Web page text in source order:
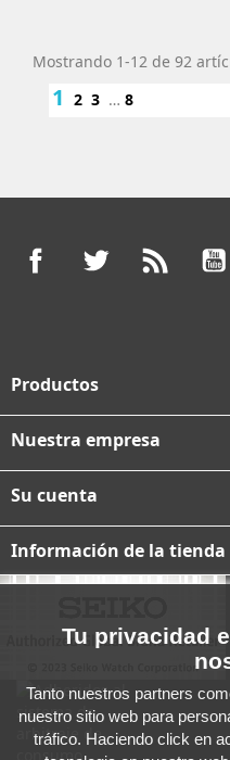
Mostrando 1-12 de 92
123 … 8
FacebookTwitter
Productos
Nuestra empresa
Su cuenta
Información de la tienda
Tu privacidad
Tanto nuestros partners
nuestro sitio web para
tráfico. Haciendo click en